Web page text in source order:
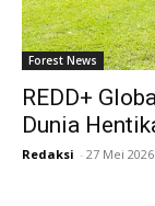
Forest News
REDD+
Dunia
Redaksi - 27 Mei 2026